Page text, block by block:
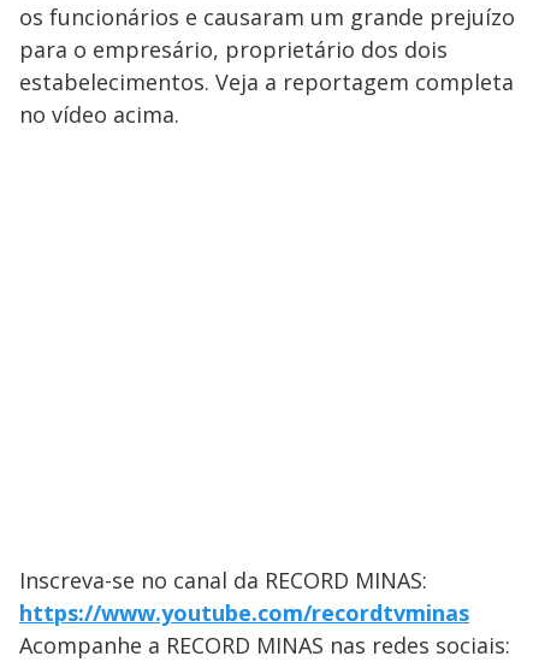
os funcionários e causaram um grande prejuízo
para o empresário, proprietário dos dois
estabelecimentos. Veja a reportagem completa
no vídeo acima.
Inscreva-se no canal da RECORD MINAS:
https://www.youtube.com/recordtvminas
Acompanhe a RECORD MINAS nas redes sociais: